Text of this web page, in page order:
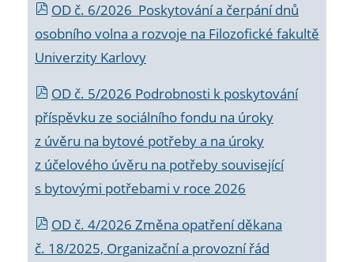
OD č. 6/2026 Poskytování a čerpání dnů
osobního volna a rozvoje na Filozofické fakultě
Univerzity Karlovy
OD č. 5/2026 Podrobnosti k poskytování
příspěvku ze sociálního fondu na úroky
z úvěru na bytové potřeby a na úroky
z účelového úvěru na potřeby související
s bytovými potřebami v roce 2026
OD č. 4/2026 Změna opatření děkana
č. 18/2025, Organizační a provozní řád